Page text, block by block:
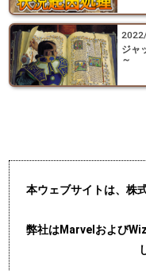
ジャ
～
本ウェブサイトは、株
弊社はMarvelおよび